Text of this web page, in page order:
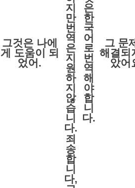
그것은 나에
게 도움이 되
었어.
지
만
번
역
은
지
원
하
지
않
습
니
다.
은
한
국
어
로
번
역
해
야
합
니
다.
그 문
해결되
았어
죄
송
합
니
다,